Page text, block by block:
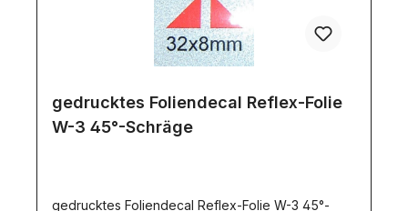
gedrucktes Foliendecal Reflex-Folie
W-3 45°-Schräge
gedrucktes Foliendecal Reflex-Folie W-3 45°-